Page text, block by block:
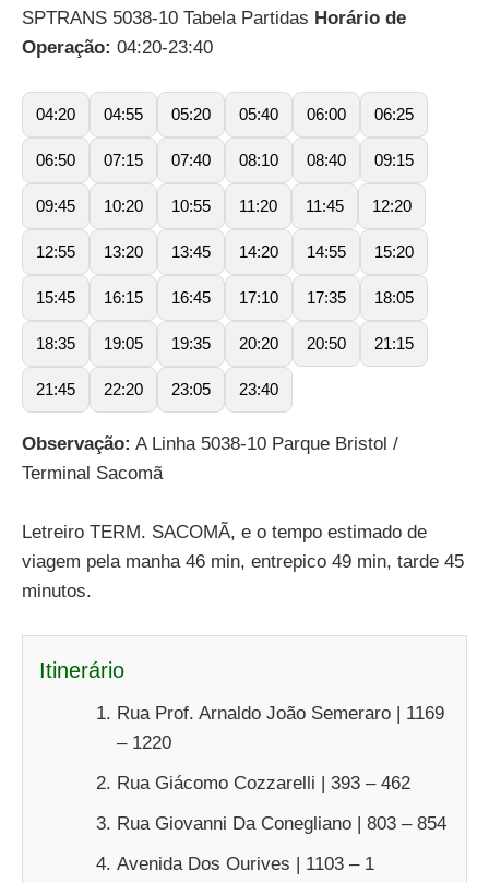
SPTRANS 5038-10 Tabela Partidas Horário de
Operação: 04:20-23:40
04:20 04:55 05:20 05:40 06:00 06:25
06:50 07:15 07:40 08:10 08:40 09:15
09:45 10:20 10:55 11:20 11:45 12:20
12:55 13:20 13:45 14:20 14:55 15:20
15:45 16:15 16:45 17:10 17:35 18:05
18:35 19:05 19:35 20:20 20:50 21:15
21:45 22:20 23:05 23:40
Observação: A Linha 5038-10 Parque Bristol /
Terminal Sacomã
Letreiro TERM. SACOMÃ, e o tempo estimado de
viagem pela manha 46 min, entrepico 49 min, tarde 45
minutos.
Itinerário
Rua Prof. Arnaldo João Semeraro | 1169
– 1220
Rua Giácomo Cozzarelli | 393 – 462
Rua Giovanni Da Conegliano | 803 – 854
Avenida Dos Ourives | 1103 – 1